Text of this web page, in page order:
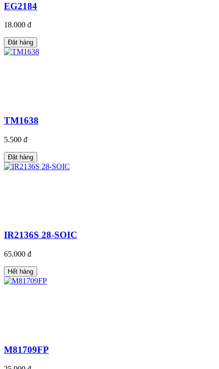
EG2184
18.000 đ
Đặt hàng
TM1638
5.500 đ
Đặt hàng
IR2136S 28-SOIC
65.000 đ
Hết hàng
M81709FP